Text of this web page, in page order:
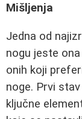
Mišljenja
Jedna od
nogu jeste
onih koji
noge. Prvi
ključne